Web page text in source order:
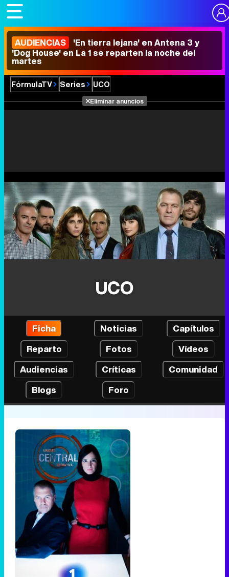
AUDIENCIAS 'En tierra lejana' en Antena 3 y
'Dog House' en La 1 se reparten la noche del
martes
FórmulaTV Series UCO
Eliminar anuncios
UCO
Ficha Noticias
Capítulos
Reparto
Fotos
Vídeos
Audiencias
Críticas
Comunidad
Blogs
Foro